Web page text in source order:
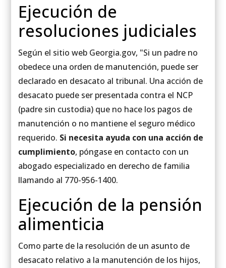
Ejecución de
resoluciones judiciales
Según el sitio web Georgia.gov, "Si un padre no
obedece una orden de manutención, puede ser
declarado en desacato al tribunal. Una acción de
desacato puede ser presentada contra el NCP
(padre sin custodia) que no hace los pagos de
manutención o no mantiene el seguro médico
requerido. Si necesita ayuda con una acción de
cumplimiento, póngase en contacto con un
abogado especializado en derecho de familia
llamando al 770-956-1400.
Ejecución de la pensión
alimenticia
Como parte de la resolución de un asunto de
desacato relativo a la manutención de los hijos,